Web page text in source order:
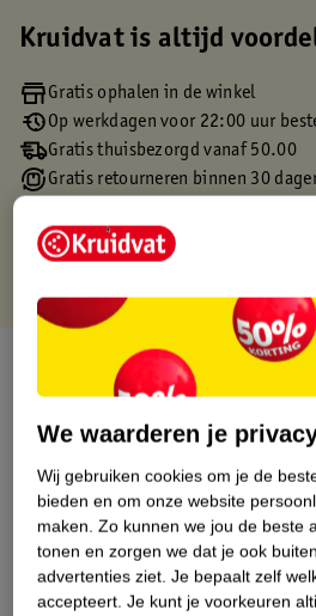
Kruidvat is altijd
Gratis ophalen in de winkel
Op werkdagen voor 22:00 uur
Gratis thuisbezorgd vanaf 50.00
Gratis retourneren binnen 30
Over dit product
Productinformatie
Etiketinformatie
Nature Impact Score
Dit product
We waarderen je
Wij gebruiken cookies om je de
bieden en om onze website
maken. Zo kunnen we jou de beste
tonen en zorgen we dat je ook
advertenties ziet. Je bepaalt zelf
accepteert. Je kunt je voorkeuren